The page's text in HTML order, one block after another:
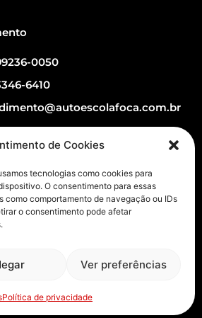
de Cookies
tecnologias como cookies para
O consentimento para essas
como comportamento de navegação ou IDs
o consentimento pode afetar
Ver preferências
Política de privacidade
0050
6410
os horários de